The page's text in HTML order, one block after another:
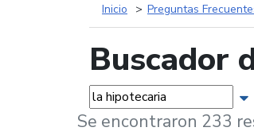
Inicio Preguntas
Buscador
Palabras...
Se encontraron 233